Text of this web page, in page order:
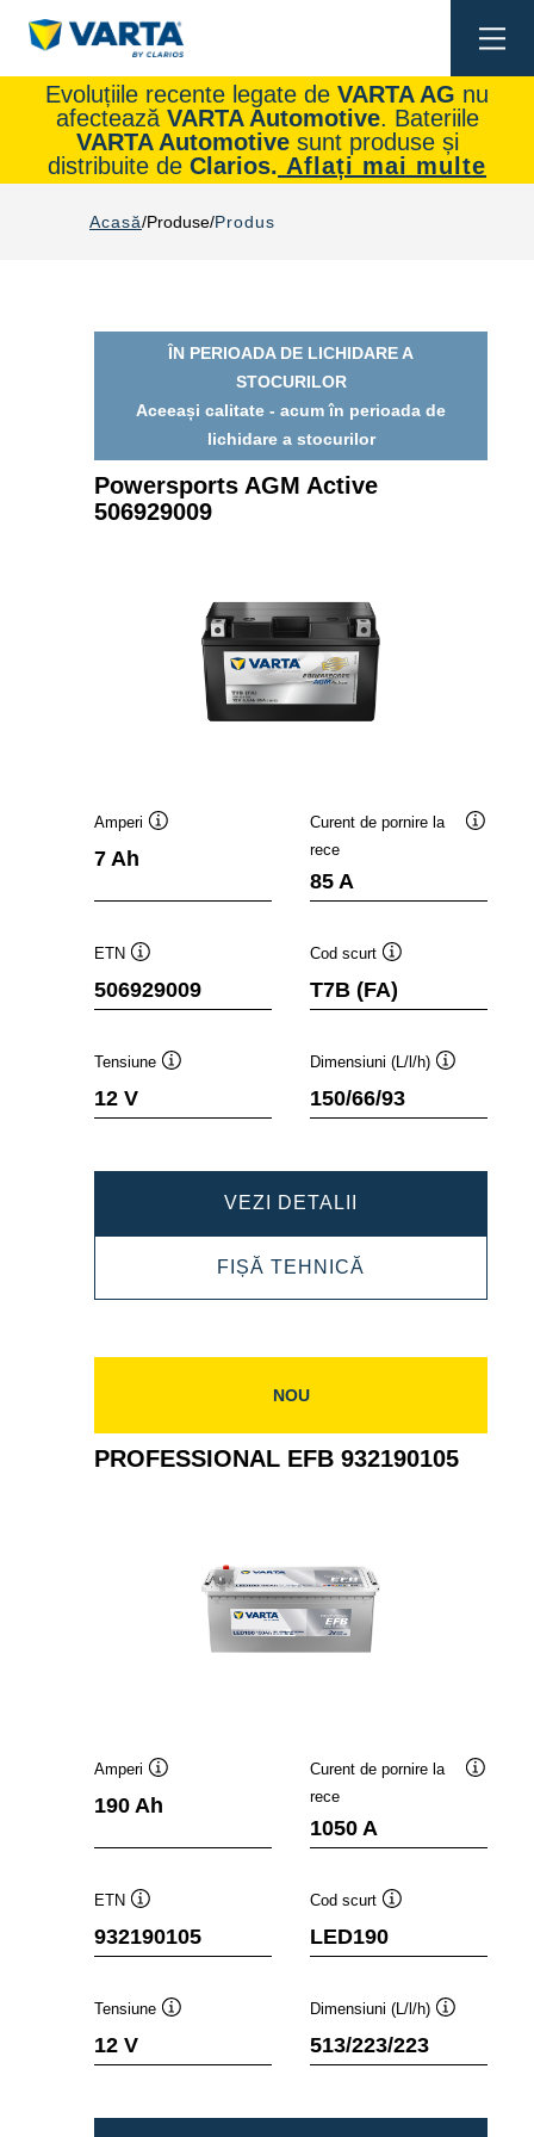
Evoluțiile recente legate de VARTA AG nu
afectează VARTA Automotive. Bateriile
VARTA Automotivesunt produse și
distribuite de Clarios. Aflați mai multe
Acasă Produse Produs
ÎN PERIOADA DE LICHIDARE A
STOCURILOR
Aceeași calitate - acum în perioada de
lichidare a stocurilor
Powersports AGM Active
506929009
Amperi
7 Ah
Curent de pornire la
rece
85 A
ETN
506929009
Cod scurt
T7B (FA)
Tensiune
12 V
Dimensiuni (L/l/h)
150/66/93
VEZI DETALII
AGM
ACTIVE
506929009
FIȘĂ TEHNICĂ
AGM
NOU
PROFESSIONAL EFB 932190105
Amperi
190 Ah
Curent de pornire la
rece
1050 A
ETN
932190105
Cod scurt
LED190
Tensiune
12 V
Dimensiuni (L/l/h)
513/223/223